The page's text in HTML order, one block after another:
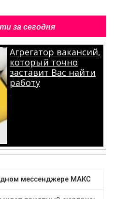
за сегодня
Агрегатор вакансий,
который точно
заставит Вас найти
работу
.